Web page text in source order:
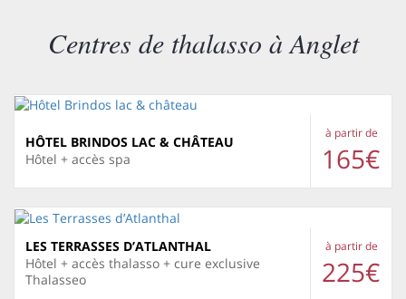
Centres de thalasso à Anglet
HÔTEL BRINDOS LAC & CHÂTEAU
Hôtel + accès spa
à partir de
165€
LES TERRASSES D’ATLANTHAL
Hôtel + accès thalasso + cure exclusive
Thalasseo
à partir de
225€